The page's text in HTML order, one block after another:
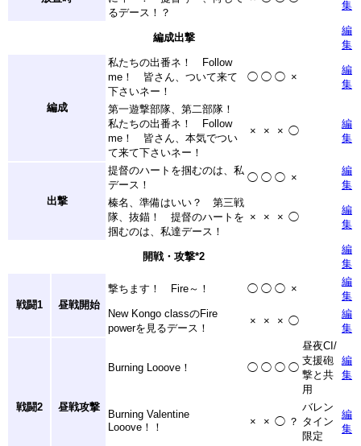
るデース！？
集
編成出撃
編
集
編成
私たちの出番ネ！ Follow
me！ 皆さん、ついて来て
下さいネー！
◯ ◯ ◯ ×
編
集
第一遊撃部隊、第二部隊！
私たちの出番ネ！ Follow
me！ 皆さん、本気でつい
て来て下さいネー！
× × × ◯
編
集
出撃
提督のハートを掴むのは、私
デース！
◯ ◯ ◯ ×
編
集
榛名、準備はいい？ 第三戦
隊、抜錨！ 提督のハートを
掴むのは、私達デース！
× × × ◯
編
集
開戦・攻撃*2
編
集
戦闘1 昼戦開始
撃ちます！ Fire～！ ◯ ◯ ◯ ×
編
集
New Kongo classのFire
powerを見るデース！
× × × ◯
編
集
戦闘2 昼戦攻撃
Burning Looove！ ◯ ◯ ◯ ◯
昼夜CI/
支援砲
撃と共
用
編
集
Burning Valentine
Looove！！
× × ◯ ？
バレン
タイン
限定
編
集